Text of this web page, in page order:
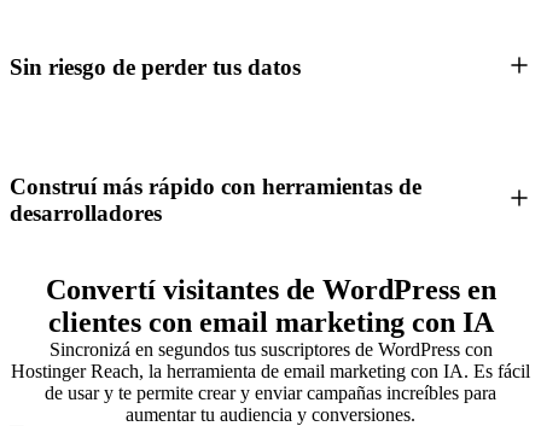
Sin riesgo de perder tus datos
Construí más rápido con herramientas de
desarrolladores
Convertí visitantes de WordPress en
clientes con email marketing con IA
Sincronizá en segundos tus suscriptores de WordPress con
Hostinger Reach, la herramienta de email marketing con IA. Es fácil
de usar y te permite crear y enviar campañas increíbles para
aumentar tu audiencia y conversiones.